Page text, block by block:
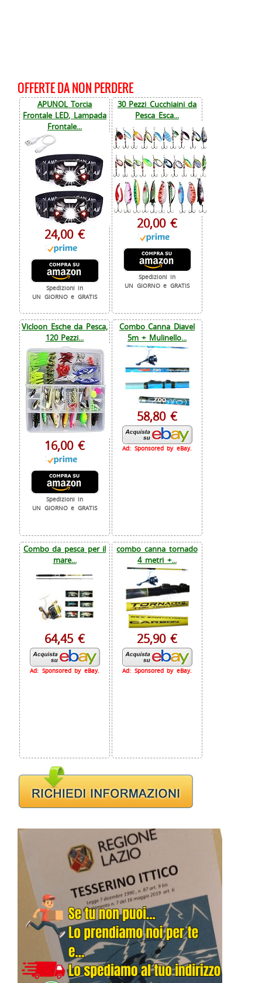
OFFERTE DA NON PERDERE
APUNOL Torcia
Frontale LED, Lampada
Frontale...
24,00 €
Spedizioni in
UN GIORNO e GRATIS
30 Pezzi Cucchiaini da
Pesca Esca...
20,00 €
Spedizioni in
UN GIORNO e GRATIS
Vicloon Esche da Pesca,
120 Pezzi...
16,00 €
Spedizioni in
UN GIORNO e GRATIS
Combo Canna Diavel
5m + Mulinello...
58,80 €
Ad: Sponsored by eBay.
Combo da pesca per il
mare...
64,45 €
Ad: Sponsored by eBay.
combo canna tornado
4 metri +...
25,90 €
Ad: Sponsored by eBay.